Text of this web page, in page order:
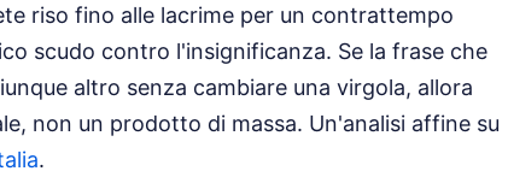
riso fino alle lacrime per un contrattempo
scudo contro l'insignificanza. Se la frase che
altro senza cambiare una virgola, allora
non un prodotto di massa. Un'analisi affine su
.